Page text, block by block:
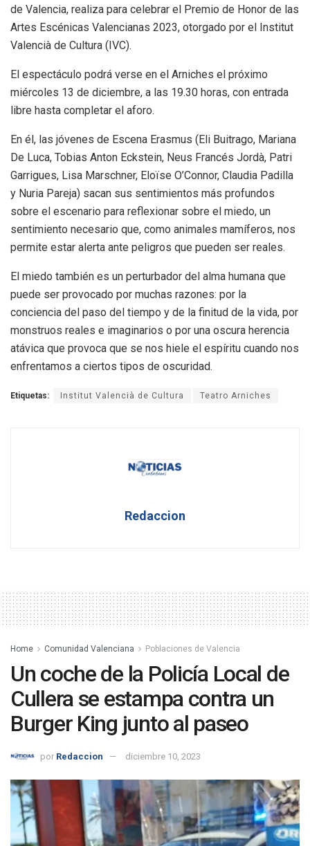
de Valencia, realiza para celebrar el Premio de Honor de las
Artes Escénicas Valencianas 2023, otorgado por el Institut
Valencià de Cultura (IVC).
El espectáculo podrá verse en el Arniches el próximo
miércoles 13 de diciembre, a las 19.30 horas, con entrada
libre hasta completar el aforo.
En él, las jóvenes de Escena Erasmus (Eli Buitrago, Mariana
De Luca, Tobias Anton Eckstein, Neus Francés Jordà, Patri
Garrigues, Lisa Marschner, Eloïse O’Connor, Claudia Padilla
y Nuria Pareja) sacan sus sentimientos más profundos
sobre el escenario para reflexionar sobre el miedo, un
sentimiento necesario que, como animales mamíferos, nos
permite estar alerta ante peligros que pueden ser reales.
El miedo también es un perturbador del alma humana que
puede ser provocado por muchas razones: por la
conciencia del paso del tiempo y de la finitud de la vida, por
monstruos reales e imaginarios o por una oscura herencia
atávica que provoca que se nos hiele el espíritu cuando nos
enfrentamos a ciertos tipos de oscuridad.
Etiquetas: Institut Valencià de Cultura Teatro Arniches
Redaccion
Home Comunidad Valenciana Poblaciones de Valencia
Un coche de la Policía Local de
Cullera se estampa contra un
Burger King junto al paseo
por Redaccion diciembre 10, 2023